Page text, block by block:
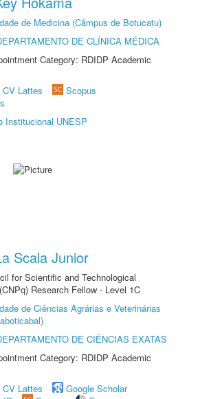
de Medicina (Câmpus de Botucatu)
DE CLÍNICA MÉDICA
Category: RDIDP Academic
CV Lattes
Scopus
Institucional UNESP
Scala Junior
for Scientific and Technological
Research Fellow - Level 1C
de Ciências Agrárias e Veterinárias
DE CIÊNCIAS EXATAS
Category: RDIDP Academic
CV Lattes
Google Scholar